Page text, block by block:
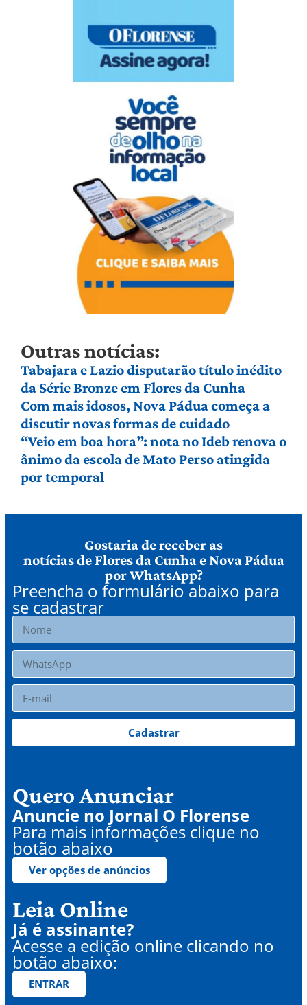
Outras notícias:
Tabajara e Lazio disputarão título inédito
da Série Bronze em Flores da Cunha
Com mais idosos, Nova Pádua começa a
discutir novas formas de cuidado
“Veio em boa hora”: nota no Ideb renova o
ânimo da escola de Mato Perso atingida
por temporal
Gostaria de receber as
notícias de Flores da Cunha e Nova Pádua
por WhatsApp?
Preencha o formulário abaixo para
se cadastrar
Cadastrar
Quero Anunciar
Anuncie no Jornal O Florense
Para mais informações clique no
botão abaixo
Ver opções de anúncios
Leia Online
Já é assinante?
Acesse a edição online clicando no
botão abaixo:
ENTRAR